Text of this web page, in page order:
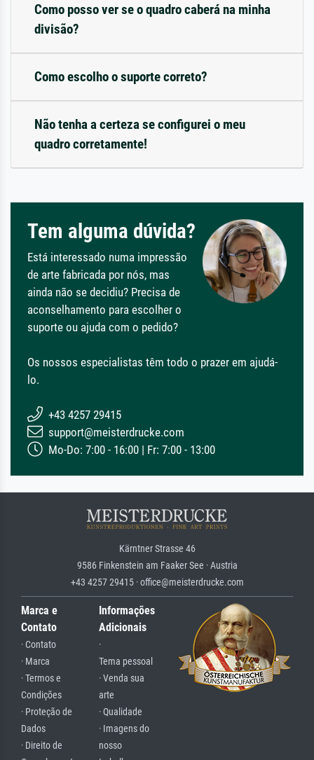
Como posso ver se o quadro caberá na minha
divisão?
Como escolho o suporte correto?
Não tenha a certeza se configurei o meu
quadro corretamente!
Tem alguma dúvida?
Está interessado numa impressão
de arte fabricada por nós, mas
ainda não se decidiu? Precisa de
aconselhamento para escolher o
suporte ou ajuda com o pedido?
Os nossos especialistas têm todo o prazer em ajudá-
lo.
+43 4257 29415
support@meisterdrucke.com
Mo-Do: 7:00 - 16:00 | Fr: 7:00 - 13:00
Kärntner Strasse 46
9586 Finkenstein am Faaker See · Austria
+43 4257 29415 · office@meisterdrucke.com
Marca e
Contato
· Contato
· Marca
· Termos e
Condições
· Proteção de
Dados
· Direito de
Informações
Adicionais
·
Tema pessoal
· Venda sua
arte
· Qualidade
· Imagens do
nosso